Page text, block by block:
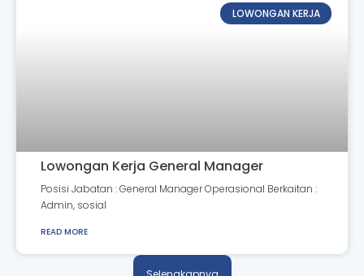
LOWONGAN KERJA
Lowongan Kerja General Manager
Posisi Jabatan : General Manager Operasional Berkaitan :
Admin, sosial
READ MORE